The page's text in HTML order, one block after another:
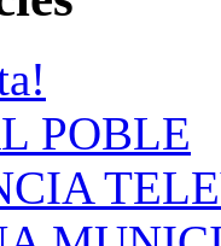
POBLE